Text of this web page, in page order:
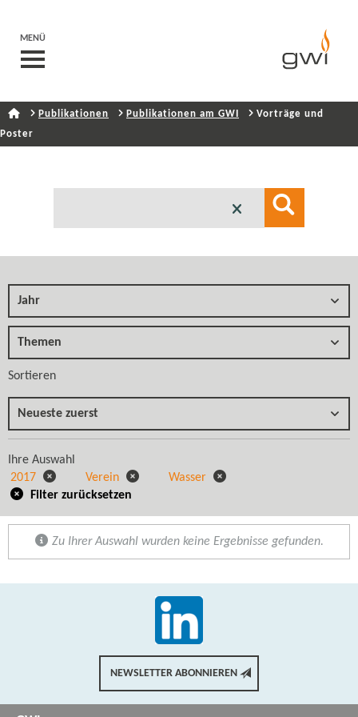
MENÜ
Publikationen Publikationen am GWI
Vorträge und
Poster
Jahr
Themen
Sortieren
Neueste zuerst
Ihre Auswahl
2017
Verein
Wasser
Filter zurücksetzen
Zu Ihrer Auswahl wurden keine Ergebnisse gefunden.
NEWSLETTER ABONNIEREN